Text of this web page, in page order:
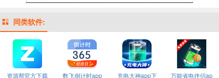
同类软件:
资源帮官方下载
数飞倒计时app
充电大神app下
万能省电伴侣ap